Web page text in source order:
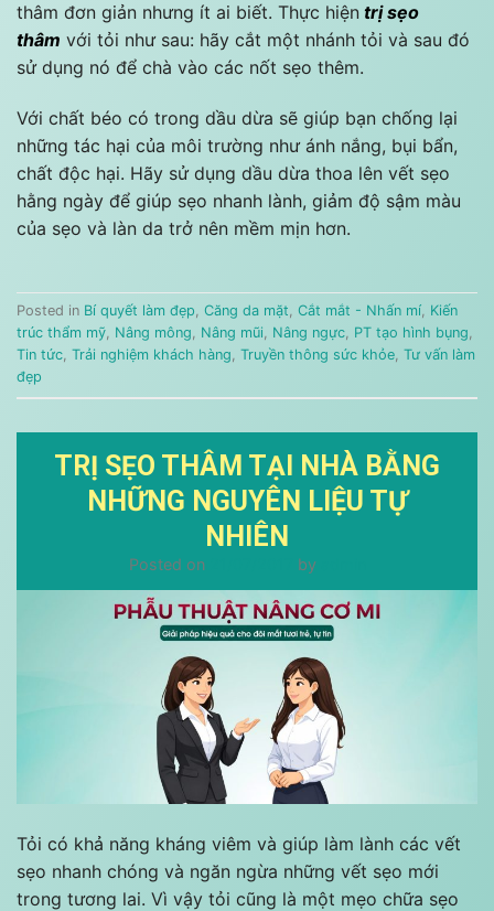
thâm đơn giản nhưng ít ai biết. Thực hiện trị sẹo
thâm với tỏi như sau: hãy cắt một nhánh tỏi và sau đó
sử dụng nó để chà vào các nốt sẹo thêm.
Với chất béo có trong dầu dừa sẽ giúp bạn chống lại
những tác hại của môi trường như ánh nắng, bụi bẩn,
chất độc hại. Hãy sử dụng dầu dừa thoa lên vết sẹo
hằng ngày để giúp sẹo nhanh lành, giảm độ sậm màu
của sẹo và làn da trở nên mềm mịn hơn.
Posted in Bí quyết làm đẹp, Căng da mặt, Cắt mắt - Nhấn mí, Kiến
trúc thẩm mỹ, Nâng mông, Nâng mũi, Nâng ngực, PT tạo hình bụng,
Tin tức, Trải nghiệm khách hàng, Truyền thông sức khỏe, Tư vấn làm
đẹp
TRỊ SẸO THÂM TẠI NHÀ BẰNG
NHỮNG NGUYÊN LIỆU TỰ
NHIÊN
Posted on by
Tỏi có khả năng kháng viêm và giúp làm lành các vết
sẹo nhanh chóng và ngăn ngừa những vết sẹo mới
trong tương lai. Vì vậy tỏi cũng là một mẹo chữa sẹo